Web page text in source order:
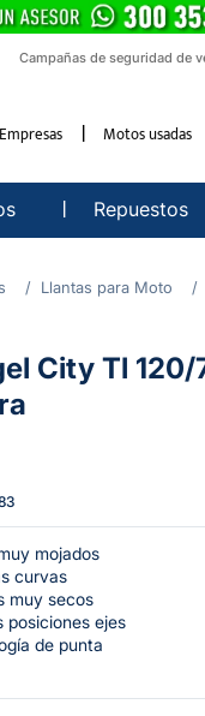
Campañas de seguridad de
Empresas Motos usadas
Repuestos
Llantas para Moto
City Tl 120/
mojados
curvas
muy secos
posiciones ejes
de punta